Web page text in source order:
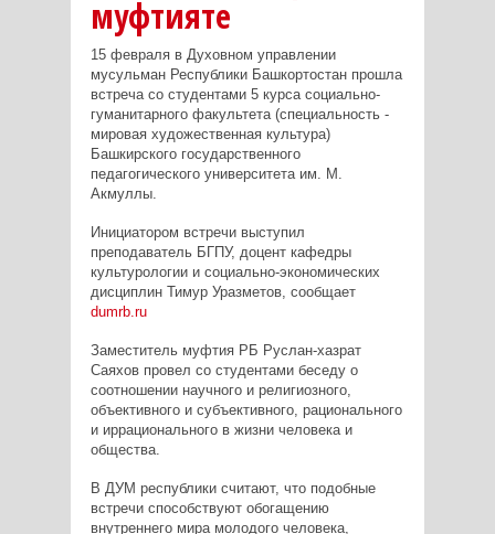
муфтияте
15 февраля в Духовном управлении
мусульман Республики Башкортостан прошла
встреча со студентами 5 курса социально-
гуманитарного факультета (специальность -
мировая художественная культура)
Башкирского государственного
педагогического университета им. М.
Акмуллы.
Инициатором встречи выступил
преподаватель БГПУ, доцент кафедры
культурологии и социально-экономических
дисциплин Тимур Уразметов, сообщает
dumrb.ru
Заместитель муфтия РБ Руслан-хазрат
Саяхов провел со студентами беседу о
соотношении научного и религиозного,
объективного и субъективного, рационального
и иррационального в жизни человека и
общества.
В ДУМ республики считают, что подобные
встречи способствуют обогащению
внутреннего мира молодого человека,